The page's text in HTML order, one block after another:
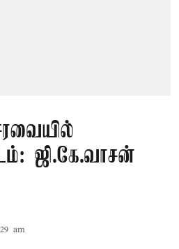
ஜி.கே.வாசன்
am